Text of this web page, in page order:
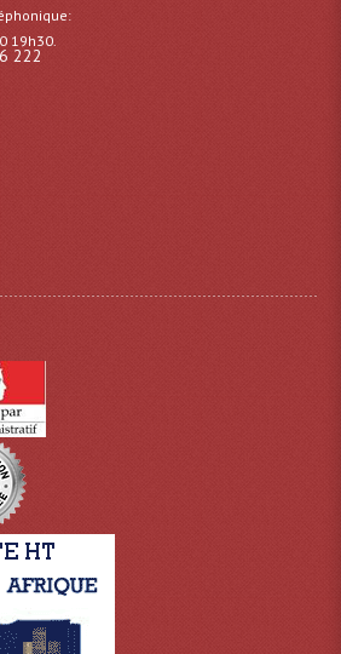
Blocs De Puissance
Modulateurs
Lampes Ampoules
Tubes Lumière Noire Black Gun
Lampes À Décharges
Lampes De Couleurs
19h30.
222